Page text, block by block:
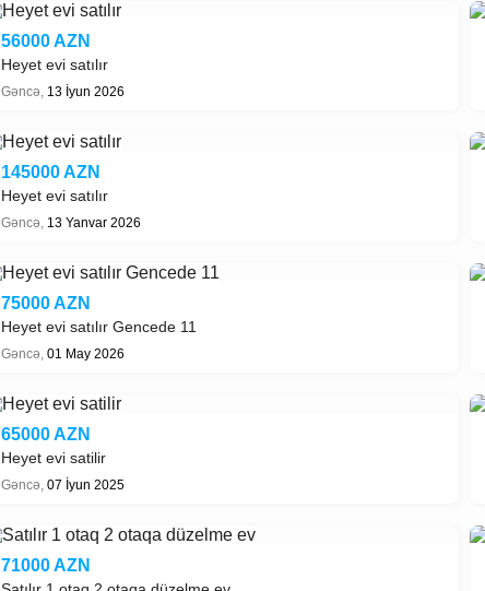
56000 AZN
Heyet evi satılır
Gəncə, 13 İyun 2026
145000 AZN
Heyet evi satılır
Gəncə, 13 Yanvar 2026
75000 AZN
Heyet evi satılır Gencede 11
Gəncə, 01 May 2026
65000 AZN
Heyet evi satilir
Gəncə, 07 İyun 2025
71000 AZN